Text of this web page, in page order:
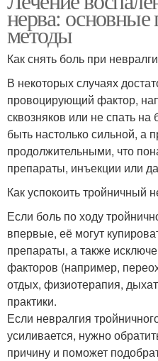
нерва:
методы
Как снять боль при
В некоторых случаях
провоцирующий фактор,
сквозняков или не спать
быть настолько сильной, а
продолжительными, что
препараты, инъекции или
Как успокоить тройничный
Если боль по ходу
впервые, её могут
препараты, а также
факторов (например,
отдых, физиотерапия,
практики.
Если невралгия
усиливается, нужно
причину и поможет